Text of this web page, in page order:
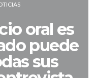
oral es
puede
sus